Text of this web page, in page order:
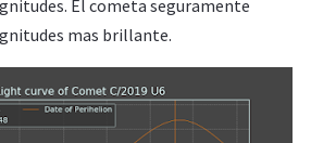
El cometa seguramente
mas brillante.